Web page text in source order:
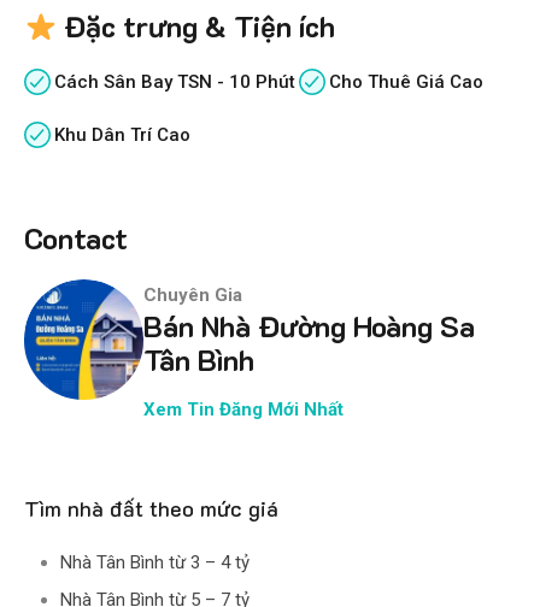
Đặc trưng & Tiện ích
Cách Sân Bay TSN - 10 Phút Cho Thuê Giá Cao
Khu Dân Trí Cao
Contact
Chuyên Gia
Bán Nhà Đường Hoàng Sa
Tân Bình
Xem Tin Đăng Mới Nhất
Tìm nhà đất theo mức giá
Nhà Tân Bình từ 3 – 4 tỷ
Nhà Tân Bình từ 5 – 7 tỷ